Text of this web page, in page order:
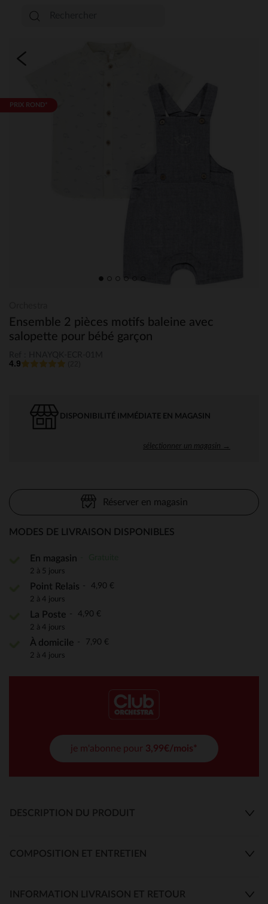
PRIX ROND*
Ensemble 2 pièces motifs baleine avec
salopette pour bébé garçon
4.9
DISPONIBILITÉ IMMÉDIATE EN MAGASIN
sélectionner un magasin →
Réserver en magasin
MODES DE LIVRAISON DISPONIBLES
En magasin
2 à 5 jours
Point Relais 4,90 €
2 à 4 jours
La Poste 4,90 €
2 à 4 jours
À domicile 7,90 €
2 à 4 jours
je m'abonne pour 3,99€/mois*
DESCRIPTION DU PRODUIT
COMPOSITION ET ENTRETIEN
INFORMATION LIVRAISON ET RETOUR